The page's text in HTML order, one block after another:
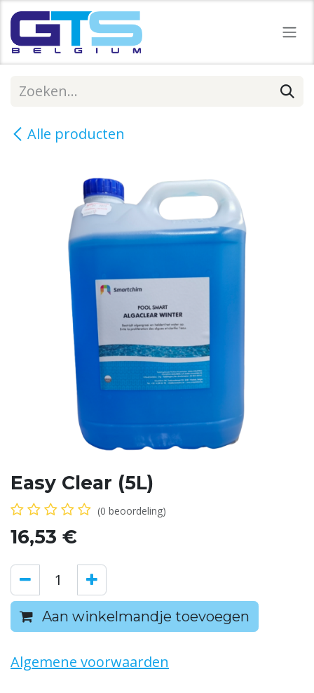
Overslaan naar inhoud
Alle producten
Easy Clear (5L)
(0 beoordeling)
16,53 €
Aan winkelmandje toevoegen
Algemene voorwaarden